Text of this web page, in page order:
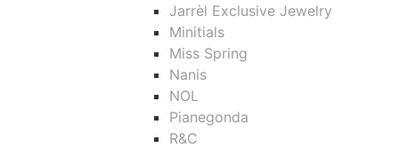
Jarrèl Exclusive Jewelry
Minitials
Miss Spring
Nanis
NOL
Pianegonda
R&C